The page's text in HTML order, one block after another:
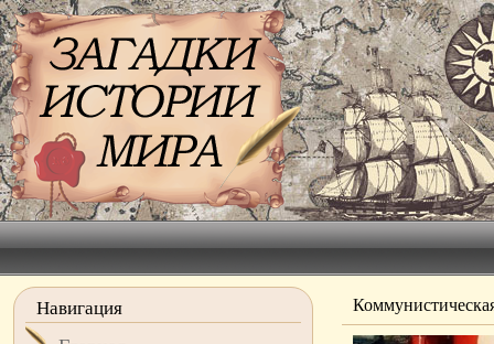
Навигация